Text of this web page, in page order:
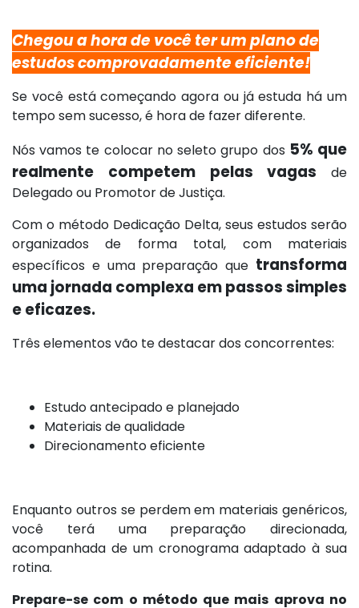
Chegou a hora de você ter um plano de
estudos comprovadamente eficiente!
Se você está começando agora ou já estuda há um
tempo sem sucesso, é hora de fazer diferente.
Nós vamos te colocar no seleto grupo dos 5% que
realmente competem pelas vagas de
Delegado ou Promotor de Justiça.
Com o método Dedicação Delta, seus estudos serão
organizados de forma total, com materiais
específicos e uma preparação que transforma
uma jornada complexa em passos simples
e eficazes.
Três elementos vão te destacar dos concorrentes:
Estudo antecipado e planejado
Materiais de qualidade
Direcionamento eficiente
Enquanto outros se perdem em materiais genéricos,
você terá uma preparação direcionada,
acompanhada de um cronograma adaptado à sua
rotina.
Prepare-se com o método que mais aprova no